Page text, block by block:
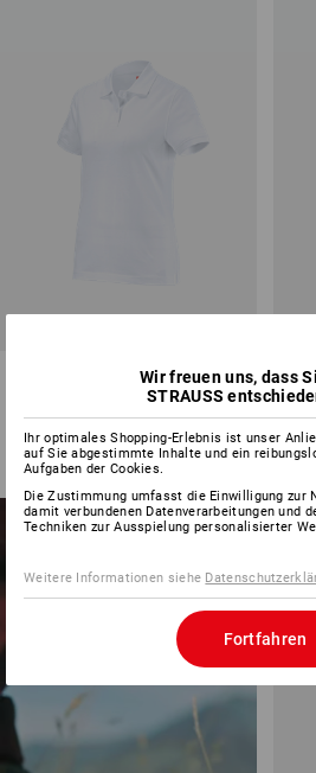
e.s. Polo-Shirt cotton, Damen
33 Farben
ab CHF 21.89
(m. MwSt.) ab 30 Stück
4
ab
(m.
NEU
NEUHEITEN FÜR
DAMEN
Wir freuen uns, dass
STRAUSS
Ihr optimales Shopping-Erlebnis ist unser
auf Sie abgestimmte Inhalte und ein
Aufgaben der Cookies.
Die Zustimmung umfasst die Einwilligung zur
damit verbundenen Datenverarbeitungen und
Techniken zur Ausspielung personalisierter
Weitere Informationen siehe
Fortfahren